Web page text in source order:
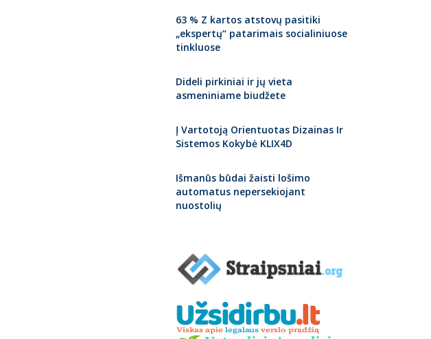
63 % Z kartos atstovų pasitiki
„ekspertų“ patarimais socialiniuose
tinkluose
Dideli pirkiniai ir jų vieta
asmeniniame biudžete
Į Vartotoją Orientuotas Dizainas Ir
Sistemos Kokybė KLIX4D
Išmanūs būdai žaisti lošimo
automatus nepersekiojant
nuostolių